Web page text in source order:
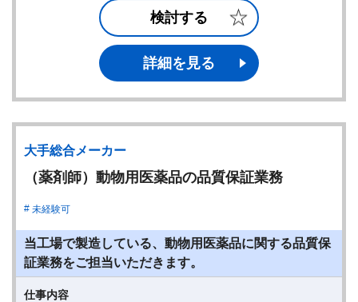
検討する
詳細を見る
大手総合メーカー
（薬剤師）動物用医薬品の品質保証業務
未経験可
当工場で製造している、動物用医薬品に関する品質保
証業務をご担当いただきます。
仕事内容